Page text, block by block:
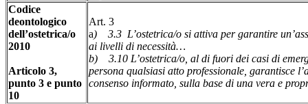
Codice
deontologico
dell’ostetrica/o
2010
Articolo 3,
punto 3 e punto
10
Art. 3
a) 3.3 L’ostetrica/o si attiva per garantire
ai livelli di necessità…
b) 3.10 L’ostetrica/o, al di fuori dei casi di
persona qualsiasi atto professionale, garantisce
consenso informato, sulla base di una vera e